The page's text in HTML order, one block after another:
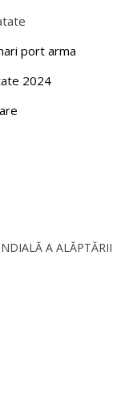
port arma
2024
A ALĂPTĂRII